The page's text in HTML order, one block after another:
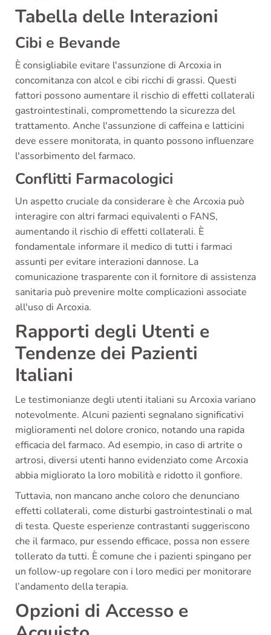
Tabella delle Interazioni
Cibi e Bevande
È consigliabile evitare l'assunzione di Arcoxia in
concomitanza con alcol e cibi ricchi di grassi. Questi
fattori possono aumentare il rischio di effetti collaterali
gastrointestinali, compromettendo la sicurezza del
trattamento. Anche l'assunzione di caffeina e latticini
deve essere monitorata, in quanto possono influenzare
l'assorbimento del farmaco.
Conflitti Farmacologici
Un aspetto cruciale da considerare è che Arcoxia può
interagire con altri farmaci equivalenti o FANS,
aumentando il rischio di effetti collaterali. È
fondamentale informare il medico di tutti i farmaci
assunti per evitare interazioni dannose. La
comunicazione trasparente con il fornitore di assistenza
sanitaria può prevenire molte complicazioni associate
all'uso di Arcoxia.
Rapporti degli Utenti e
Tendenze dei Pazienti
Italiani
Le testimonianze degli utenti italiani su Arcoxia variano
notevolmente. Alcuni pazienti segnalano significativi
miglioramenti nel dolore cronico, notando una rapida
efficacia del farmaco. Ad esempio, in caso di artrite o
artrosi, diversi utenti hanno evidenziato come Arcoxia
abbia migliorato la loro mobilità e ridotto il gonfiore.
Tuttavia, non mancano anche coloro che denunciano
effetti collaterali, come disturbi gastrointestinali o mal
di testa. Queste esperienze contrastanti suggeriscono
che il farmaco, pur essendo efficace, possa non essere
tollerato da tutti. È comune che i pazienti spingano per
un follow-up regolare con i loro medici per monitorare
l’andamento della terapia.
Opzioni di Accesso e